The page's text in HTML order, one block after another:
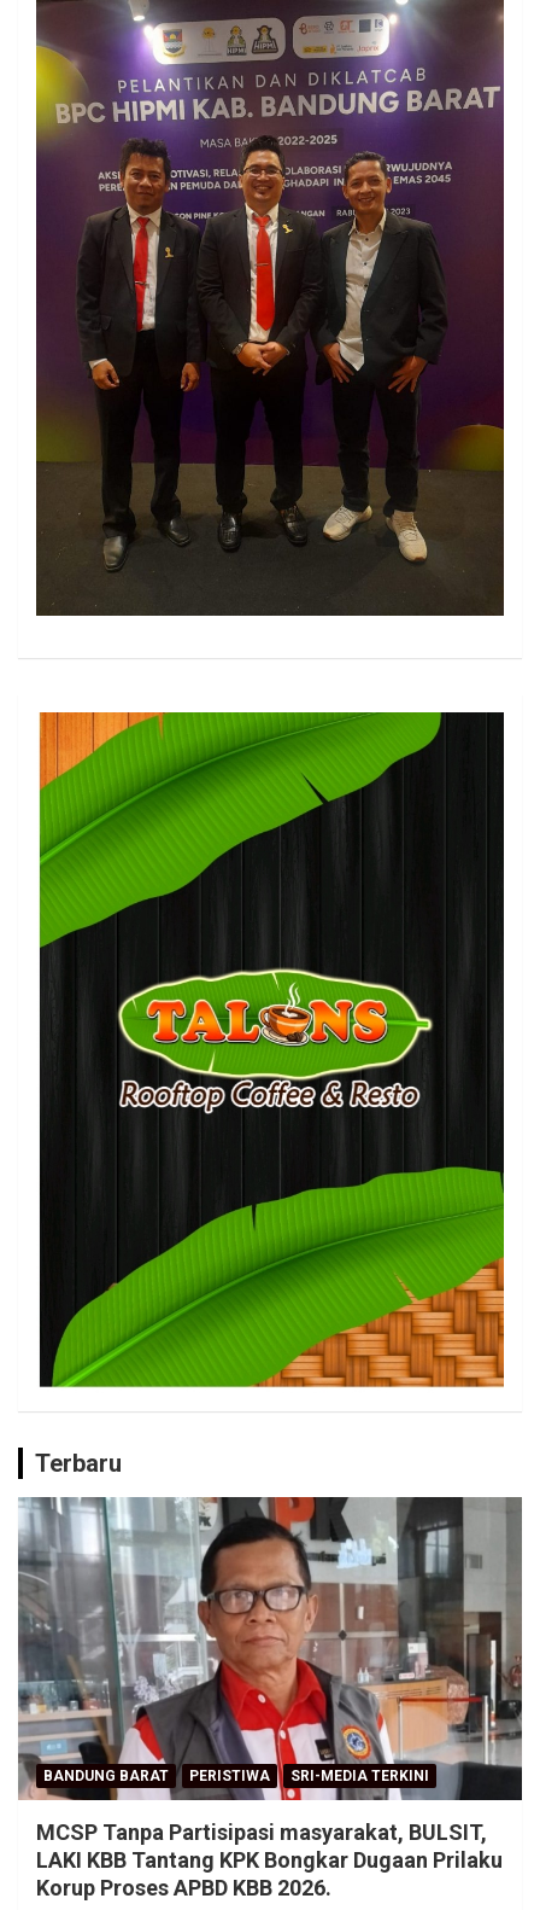
Terbaru
BANDUNG BARAT PERISTIWA SRI-MEDIA TERKINI
MCSP Tanpa Partisipasi masyarakat, BULSIT,
LAKI KBB Tantang KPK Bongkar Dugaan Prilaku
Korup Proses APBD KBB 2026.